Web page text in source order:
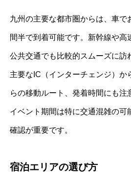
九州の主要な都市圏からは、車で
間半で到着可能です。新幹線や高
公共交通でも比較的スムーズに訪
主要なIC（インターチェンジ）か
らの移動ルート、発着時間にも注
イベント期間は特に交通混雑の可
確認が重要です。
宿泊エリアの選び方